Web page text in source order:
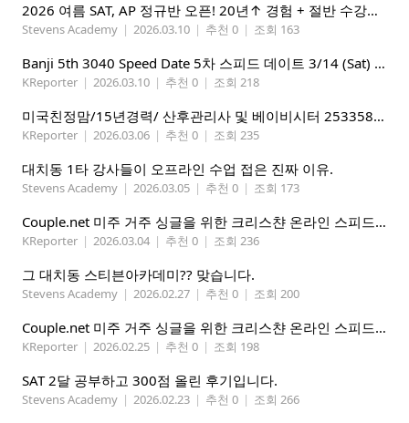
2026 여름 SAT, AP 정규반 오픈! 20년↑ 경험 + 절반 수강료 (얼리버드 5%할인)
Stevens Academy | 2026.03.10 | 추천 0 | 조회 163
Banji 5th 3040 Speed Date 5차 스피드 데이트 3/14 (Sat) 5-8PM
KReporter | 2026.03.10 | 추천 0 | 조회 218
미국친정맘/15년경력/ 산후관리사 및 베이비시터 2533580937 mom1004usa.com / 미주전지역파견업무
KReporter | 2026.03.06 | 추천 0 | 조회 235
대치동 1타 강사들이 오프라인 수업 접은 진짜 이유.
Stevens Academy | 2026.03.05 | 추천 0 | 조회 173
Couple.net 미주 거주 싱글을 위한 크리스챤 온라인 스피드데이트
KReporter | 2026.03.04 | 추천 0 | 조회 236
그 대치동 스티븐아카데미?? 맞습니다.
Stevens Academy | 2026.02.27 | 추천 0 | 조회 200
Couple.net 미주 거주 싱글을 위한 크리스챤 온라인 스피드데이트
KReporter | 2026.02.25 | 추천 0 | 조회 198
SAT 2달 공부하고 300점 올린 후기입니다.
Stevens Academy | 2026.02.23 | 추천 0 | 조회 266